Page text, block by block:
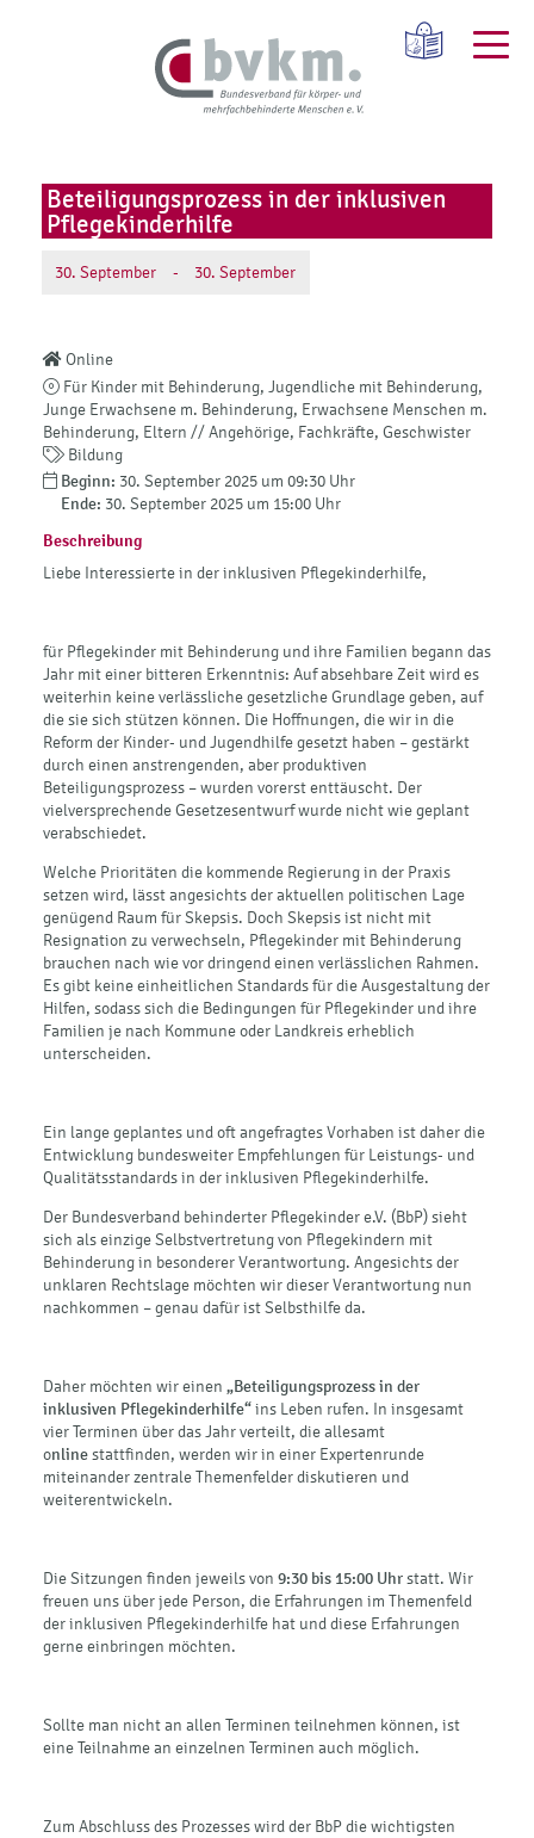
Beteiligungsprozess in der inklusiven
Pflegekinderhilfe
30.September - 30.September
Online
Für Kinder mit Behinderung, Jugendliche mit Behinderung,
Junge Erwachsene m. Behinderung, Erwachsene Menschen m.
Behinderung, Eltern // Angehörige, Fachkräfte, Geschwister
Bildung
Beginn: 30. September 2025 um 09:30 Uhr
Ende: 30. September 2025 um 15:00 Uhr
Beschreibung
Liebe Interessierte in der inklusiven Pflegekinderhilfe,
für Pflegekinder mit Behinderung und ihre Familien begann das
Jahr mit einer bitteren Erkenntnis: Auf absehbare Zeit wird es
weiterhin keine verlässliche gesetzliche Grundlage geben, auf
die sie sich stützen können. Die Hoffnungen, die wir in die
Reform der Kinder- und Jugendhilfe gesetzt haben – gestärkt
durch einen anstrengenden, aber produktiven
Beteiligungsprozess – wurden vorerst enttäuscht. Der
vielversprechende Gesetzesentwurf wurde nicht wie geplant
verabschiedet.
Welche Prioritäten die kommende Regierung in der Praxis
setzen wird, lässt angesichts der aktuellen politischen Lage
genügend Raum für Skepsis. Doch Skepsis ist nicht mit
Resignation zu verwechseln, Pflegekinder mit Behinderung
brauchen nach wie vor dringend einen verlässlichen Rahmen.
Es gibt keine einheitlichen Standards für die Ausgestaltung der
Hilfen, sodass sich die Bedingungen für Pflegekinder und ihre
Familien je nach Kommune oder Landkreis erheblich
unterscheiden.
Ein lange geplantes und oft angefragtes Vorhaben ist daher die
Entwicklung bundesweiter Empfehlungen für Leistungs- und
Qualitätsstandards in der inklusiven Pflegekinderhilfe.
Der Bundesverband behinderter Pflegekinder e.V. (BbP) sieht
sich als einzige Selbstvertretung von Pflegekindern mit
Behinderung in besonderer Verantwortung. Angesichts der
unklaren Rechtslage möchten wir dieser Verantwortung nun
nachkommen – genau dafür ist Selbsthilfe da.
Daher möchten wir einen „Beteiligungsprozess in der
inklusiven Pflegekinderhilfe“ins Leben rufen. In insgesamt
vier Terminen über das Jahr verteilt, die allesamt
onlinestattfinden, werden wir in einer Expertenrunde
miteinander zentrale Themenfelder diskutieren und
weiterentwickeln.
Die Sitzungen finden jeweils von 9:30 bis 15:00 Uhrstatt. Wir
freuen uns über jede Person, die Erfahrungen im Themenfeld
der inklusiven Pflegekinderhilfe hat und diese Erfahrungen
gerne einbringen möchten.
Sollte man nicht an allen Terminen teilnehmen können, ist
eine Teilnahme an einzelnen Terminen auch möglich.
Zum Abschluss des Prozesses wird der BbP die wichtigsten